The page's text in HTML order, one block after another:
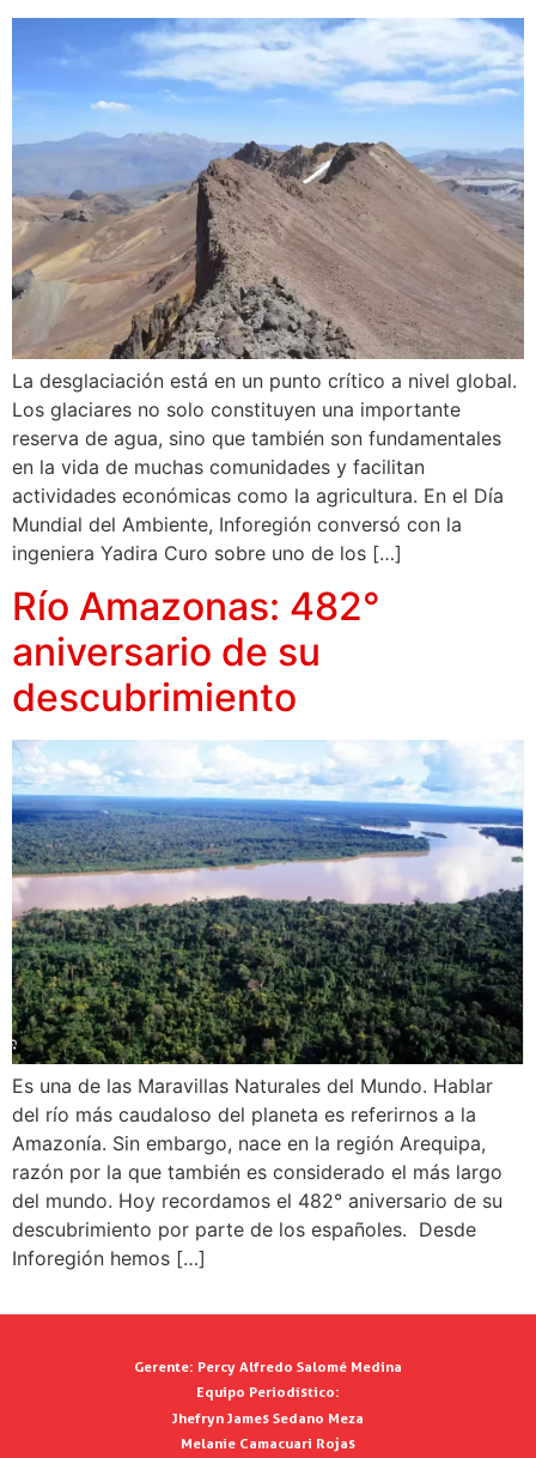
La desglaciación está en un punto crítico a nivel global.
Los glaciares no solo constituyen una importante
reserva de agua, sino que también son fundamentales
en la vida de muchas comunidades y facilitan
actividades económicas como la agricultura. En el Día
Mundial del Ambiente, Inforegión conversó con la
ingeniera Yadira Curo sobre uno de los […]
Río Amazonas: 482°
aniversario de su
descubrimiento
Es una de las Maravillas Naturales del Mundo. Hablar
del río más caudaloso del planeta es referirnos a la
Amazonía. Sin embargo, nace en la región Arequipa,
razón por la que también es considerado el más largo
del mundo. Hoy recordamos el 482° aniversario de su
descubrimiento por parte de los españoles. Desde
Inforegión hemos […]
Gerente: Percy Alfredo Salomé Medina
Equipo Periodístico:
Jhefryn James Sedano Meza
Melanie Camacuari Rojas